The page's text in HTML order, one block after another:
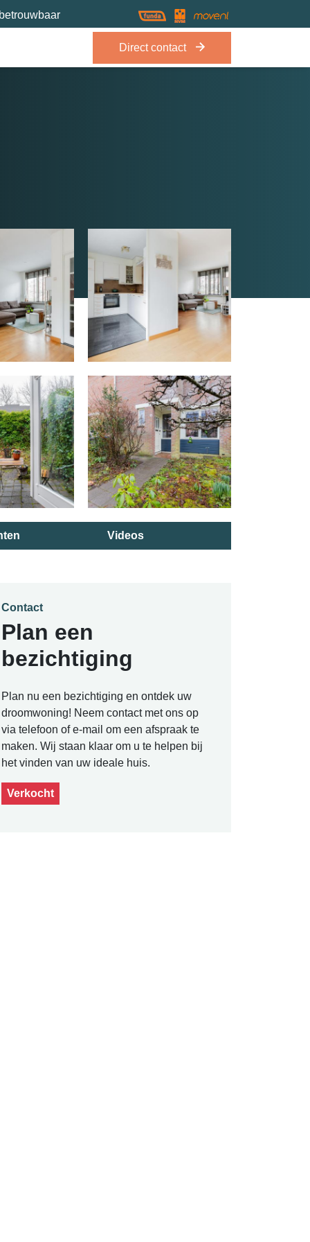
Direct contact
Videos
Contact
Plan een
bezichtiging
Plan nu een bezichtiging en ontdek uw
droomwoning! Neem contact met ons op
via telefoon of e-mail om een afspraak te
maken. Wij staan klaar om u te helpen bij
het vinden van uw ideale huis.
Verkocht